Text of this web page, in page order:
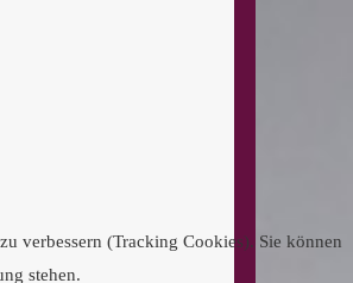
verbessern (Tracking Cookies). Sie können
stehen.